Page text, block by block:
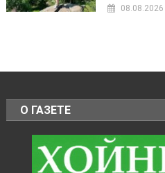
08.08.2026
О ГАЗЕТЕ